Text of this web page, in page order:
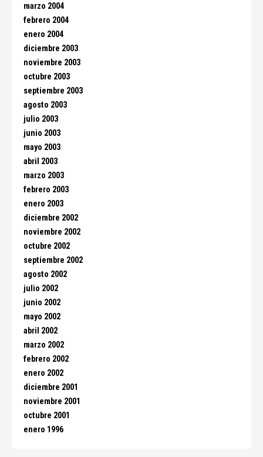
marzo 2004
febrero 2004
enero 2004
diciembre 2003
noviembre 2003
octubre 2003
septiembre 2003
agosto 2003
julio 2003
junio 2003
mayo 2003
abril 2003
marzo 2003
febrero 2003
enero 2003
diciembre 2002
noviembre 2002
octubre 2002
septiembre 2002
agosto 2002
julio 2002
junio 2002
mayo 2002
abril 2002
marzo 2002
febrero 2002
enero 2002
diciembre 2001
noviembre 2001
octubre 2001
enero 1996